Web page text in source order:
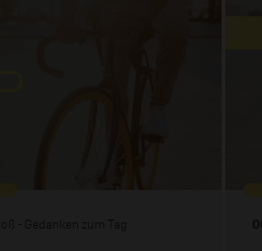
- Gedanken zum Tag